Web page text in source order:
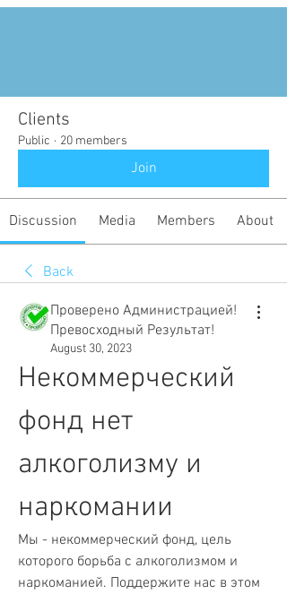
Clients
Public · 20 members
Join
Discussion Media Members About
Back
Проверено Администрацией!
Превосходный Результат!
August 30, 2023
Некоммерческий
фонд нет
алкоголизму и
наркомании
Мы - некоммерческий фонд, цель
которого борьба с алкоголизмом и
наркоманией. Поддержите нас в этом